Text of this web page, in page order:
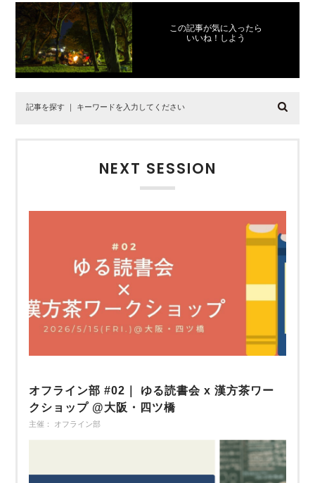
この記事が気に入ったら
いいね！しよう
NEXT SESSION
オフライン部 #02｜ ゆる読書会 x 漢方茶ワー
クショップ @大阪・四ツ橋
主催： オフライン部